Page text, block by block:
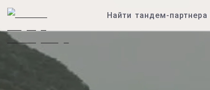
Найти тандем-партнера